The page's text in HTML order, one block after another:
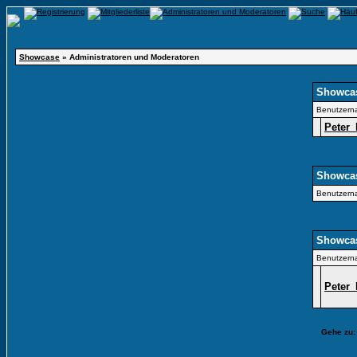
Showcase » Administratoren und Moderatoren
Gehe zu: